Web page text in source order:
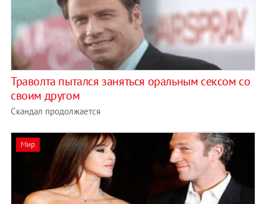
Траволта пытался заняться оральным сексом со
своим другом
Скандал продолжается
Мир